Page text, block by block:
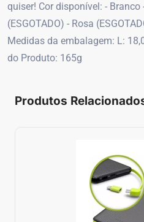
quiser! Cor disponível: - Branco
(ESGOTADO) - Rosa
Medidas da embalagem: L:
do Produto: 165g
Produtos